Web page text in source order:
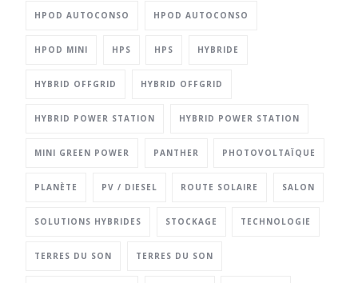
HPOD AUTOCONSO HPOD AUTOCONSO
HPOD MINI HPS HPS HYBRIDE
HYBRID OFFGRID HYBRID OFFGRID
HYBRID POWER STATION HYBRID POWER STATION
MINI GREEN POWER PANTHER PHOTOVOLTAÏQUE
PLANÈTE PV / DIESEL ROUTE SOLAIRE SALON
SOLUTIONS HYBRIDES STOCKAGE TECHNOLOGIE
TERRES DU SON TERRES DU SON